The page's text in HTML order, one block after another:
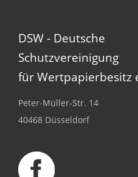
DSW - Deutsche
Schutzvereinigung
für Wertpapierbesitz
Peter-Müller-Str. 14
40468 Düsseldorf